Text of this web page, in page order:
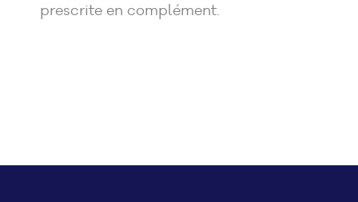
prescrite en complément.